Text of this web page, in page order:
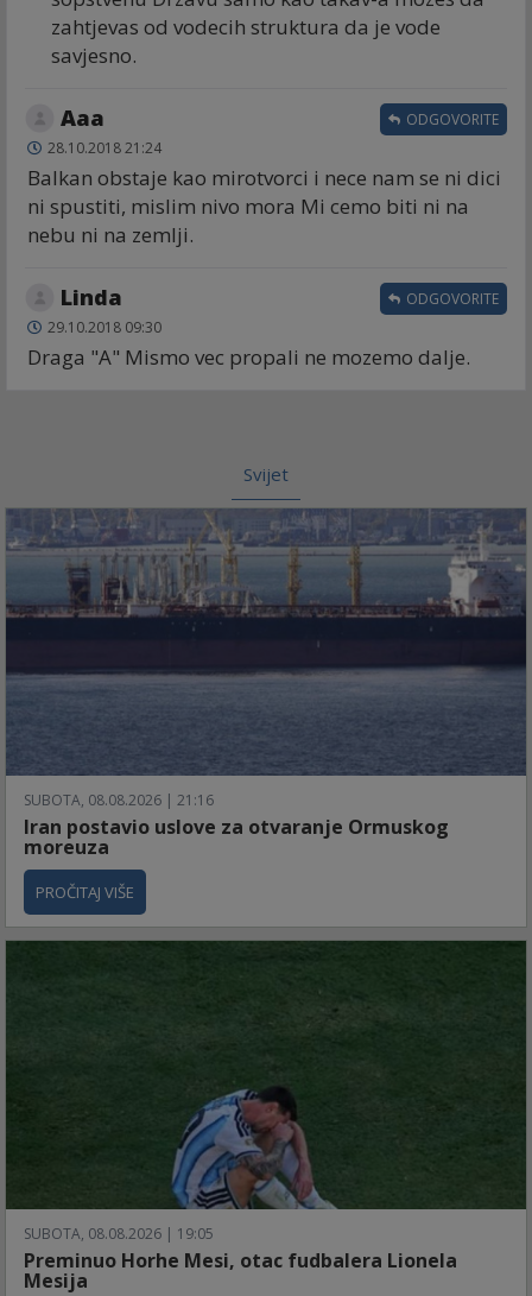
zahtjevas od vodecih struktura da je vode
savjesno.
Aaa
28.10.2018 21:24
Balkan obstaje kao mirotvorci i nece nam se ni dici
ni spustiti, mislim nivo mora Mi cemo biti ni na
nebu ni na zemlji.
ODGOVORITE
Linda
29.10.2018 09:30
Draga "A" Mismo vec propali ne mozemo dalje.
ODGOVORITE
Svijet
SUBOTA, 08.08.2026 | 21:16
Iran postavio uslove za otvaranje Ormuskog
moreuza
PROČITAJ VIŠE
SUBOTA, 08.08.2026 | 19:05
Preminuo Horhe Mesi, otac fudbalera Lionela
Mesija